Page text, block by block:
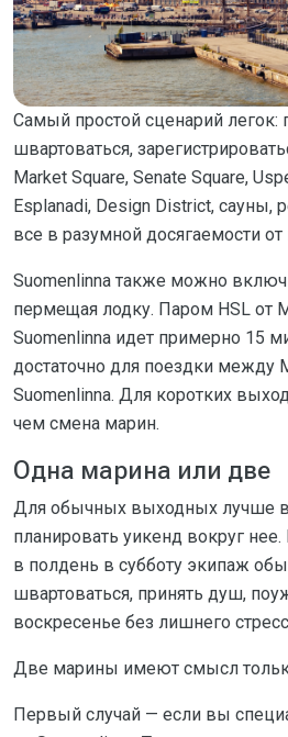
Самый простой сценарий легок:
швартоваться,
Market Square, Senate Square,
Esplanadi, Design District, сауны,
все в разумной досягаемости
Suomenlinna также можно
пермещая лодку. Паром HSL от
Suomenlinna идет примерно 15
достаточно для поездки между
Suomenlinna. Для коротких
чем смена марин.
Одна марина или две
Для обычных выходных лучше
планировать уикенд вокруг
в полдень в субботу экипаж
швартоваться, принять душ,
воскресенье без лишнего
Две марины имеют смысл
Первый случай — если вы